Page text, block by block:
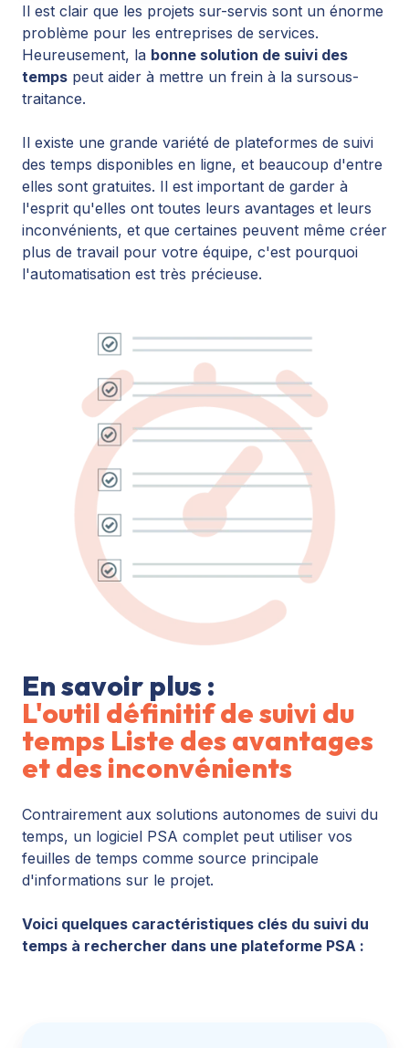
Il est clair que les projets sur-servis sont un énorme
problème pour les entreprises de services.
Heureusement, la bonne solution de suivi des
temps peut aider à mettre un frein à la sursous-
traitance.
Il existe une grande variété de plateformes de suivi
des temps disponibles en ligne, et beaucoup d'entre
elles sont gratuites. Il est important de garder à
l'esprit qu'elles ont toutes leurs avantages et leurs
inconvénients, et que certaines peuvent même créer
plus de travail pour votre équipe, c'est pourquoi
l'automatisation est très précieuse.
En savoir plus :
L'outil définitif de suivi du
temps Liste des avantages
et des inconvénients
Contrairement aux solutions autonomes de suivi du
temps, un logiciel PSA complet peut utiliser vos
feuilles de temps comme source principale
d'informations sur le projet.
Voici quelques caractéristiques clés du suivi du
temps à rechercher dans une plateforme PSA :